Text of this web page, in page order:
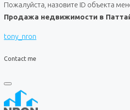
Пожалуйста, назовите ID объекта
Продажа недвижимости в
tony_nron
Contact me